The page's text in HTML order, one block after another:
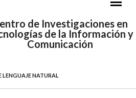
de Investigaciones en
de la Información y
Comunicación
NATURAL